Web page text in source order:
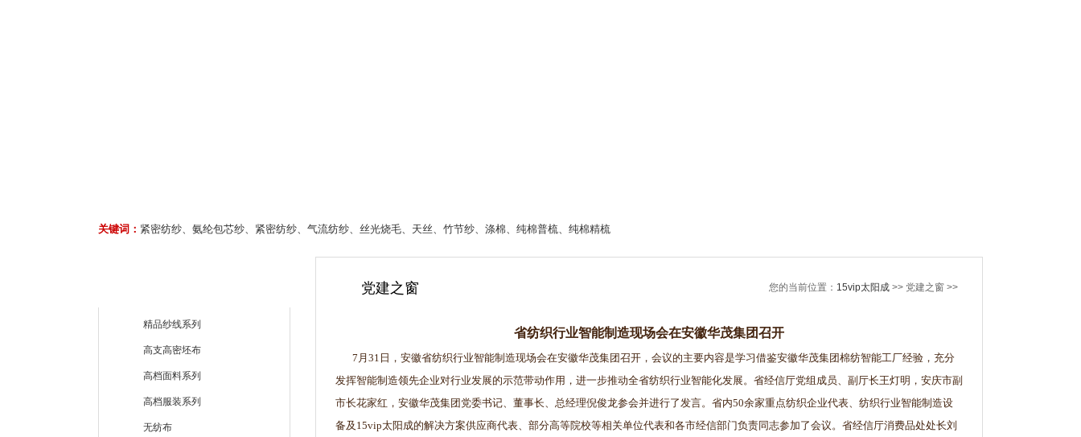
关键词： 紧密纺纱、氨纶包芯纱、紧密纺纱、气流纺纱、丝光烧毛、天丝、竹节纱、涤棉、纯棉普梳、纯棉精梳
精品纱线系列
高支高密坯布
高档面料系列
高档服装系列
无纺布
党建之窗 您的当前位置： 15vip太阳成 >> 党建之窗 >>
省纺织行业智能制造现场会在安徽华茂集团召开
7月31日，安徽省纺织行业智能制造现场会在安徽华茂集团召开，会议的主要内容是学习借鉴安徽华茂集团棉纺智能工厂经验，充分
发挥智能制造领先企业对行业发展的示范带动作用，进一步推动全省纺织行业智能化发展。省经信厅党组成员、副厅长王灯明，安庆市副
市长花家红，安徽华茂集团党委书记、董事长、总经理倪俊龙参会并进行了发言。省内50余家重点纺织企业代表、纺织行业智能制造设
备及15vip太阳成的解决方案供应商代表、部分高等院校等相关单位代表和各市经信部门负责同志参加了会议。省经信厅消费品处处长刘